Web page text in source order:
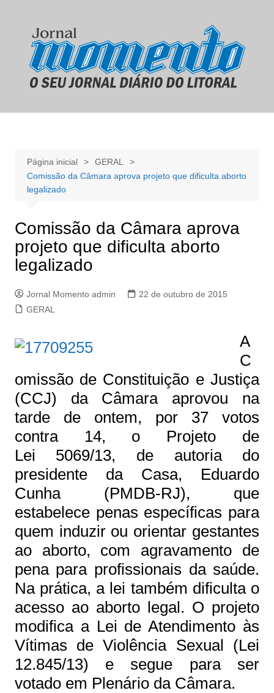
conteúdo
Página inicial
GERAL
Comissão da Câmara aprova projeto que dificulta aborto
legalizado
Comissão da Câmara aprova
projeto que dificulta aborto
legalizado
Jornal Momento admin
22 de outubro de 2015
GERAL
A
C
omissão de Constituição e Justiça
(CCJ) da Câmara aprovou na
tarde de ontem, por 37 votos
contra 14, o Projeto de
Lei 5069/13, de autoria do
presidente da Casa, Eduardo
Cunha (PMDB-RJ), que
estabelece penas específicas para
quem induzir ou orientar gestantes
ao aborto, com agravamento de
pena para profissionais da saúde.
Na prática, a lei também dificulta o
acesso ao aborto legal. O projeto
modifica a Lei de Atendimento às
Vítimas de Violência Sexual (Lei
12.845/13) e segue para ser
votado em Plenário da Câmara.